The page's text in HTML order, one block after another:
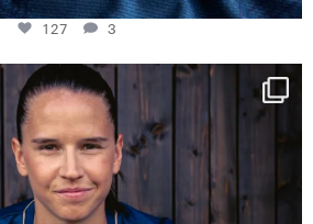
127 3
NIE USENAND GAH
Some anniversaries
295
5